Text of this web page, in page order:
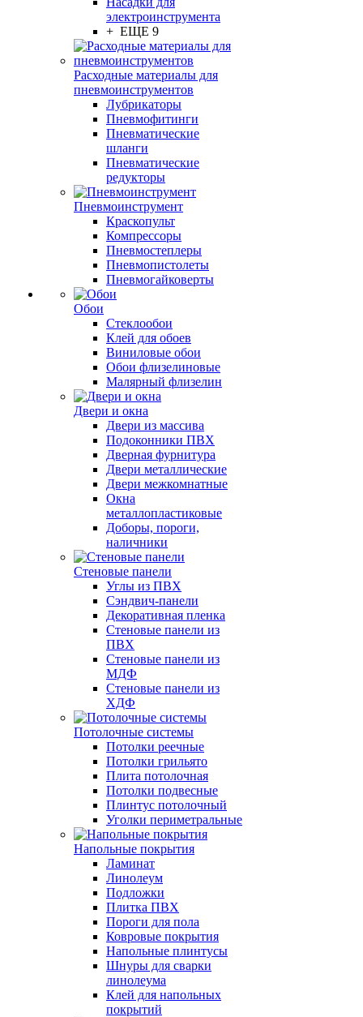
электроинструмента
+ ЕЩЕ 9
Расходные материалы для
пневмоинструментов
Лубрикаторы
Пневмофитинги
Пневматические
шланги
Пневматические
редукторы
Пневмоинструмент
Краскопульт
Компрессоры
Пневмостеплеры
Пневмопистолеты
Пневмогайковерты
Обои
Стеклообои
Клей для обоев
Виниловые обои
Обои флизелиновые
Малярный флизелин
Двери и окна
Двери из массива
Подоконники ПВХ
Дверная фурнитура
Двери металлические
Двери межкомнатные
Окна
металлопластиковые
Доборы, пороги,
наличники
Стеновые панели
Углы из ПВХ
Сэндвич-панели
Декоративная пленка
Стеновые панели из
ПВХ
Стеновые панели из
МДФ
Стеновые панели из
ХДФ
Потолочные системы
Потолки реечные
Потолки грильято
Плита потолочная
Потолки подвесные
Плинтус потолочный
Уголки периметральные
Напольные покрытия
Ламинат
Линолеум
Подложки
Плитка ПВХ
Пороги для пола
Ковровые покрытия
Напольные плинтусы
Шнуры для сварки
линолеума
Клей для напольных
покрытий